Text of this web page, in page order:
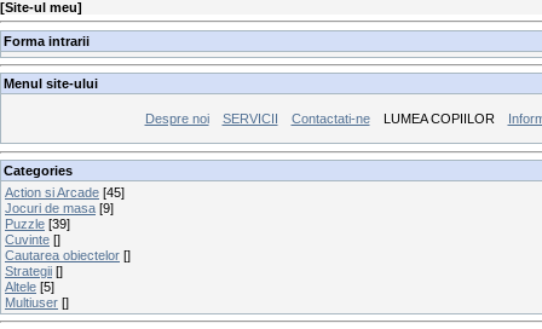
[Site-ul meu]
Forma intrarii
Menul site-ului
Despre noi SERVICII Contactati-ne LUMEA COPIILOR
Categories
Action si Arcade [45]
Jocuri de masa [9]
Puzzle [39]
Cuvinte []
Cautarea obiectelor []
Strategii []
Altele [5]
Multiuser []